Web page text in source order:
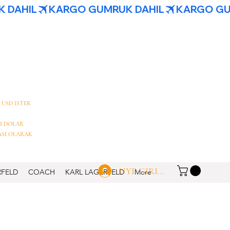
ISTER
DOLAR
OLARAK
COACH KARL LAGERFELD More
UYE GIRISI